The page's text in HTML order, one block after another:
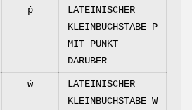
ṗ
LATEINISCHER
KLEINBUCHSTABE P
MIT PUNKT
DARÜBER
ẃ
LATEINISCHER
KLEINBUCHSTABE W